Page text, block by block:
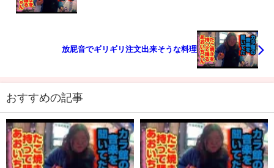
放屁音でギリギリ注文出来そうな料理
おすすめの記事